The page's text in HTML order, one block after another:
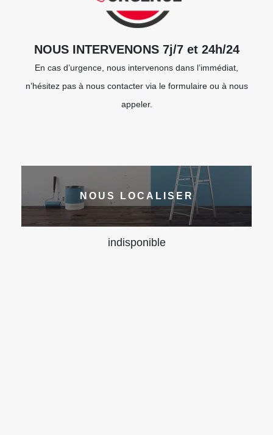
NOUS INTERVENONS 7j/7 et 24h/24
En cas d’urgence, nous intervenons dans l’immédiat,
n’hésitez pas à nous contacter via le formulaire ou à nous
appeler.
NOUS LOCALISER
indisponible